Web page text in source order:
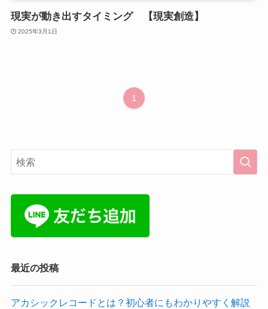
現実が動き出すタイミング 【現実創造】
2025年3月1日
1
最近の投稿
アカシックレコードとは？初心者にもわかりやすく解説